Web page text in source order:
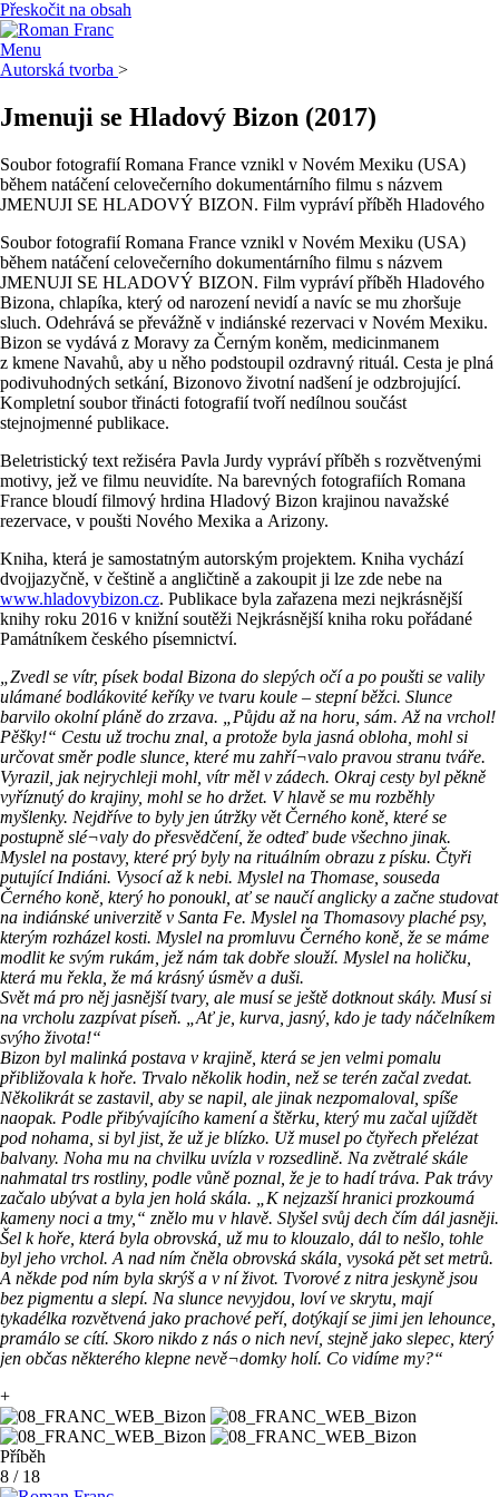
Přeskočit na obsah
Menu
Autorská tvorba >
Jmenuji se Hladový Bizon (2017)
Soubor fotografií Romana France vznikl v Novém Mexiku (USA)
během natáčení celovečerního dokumentárního filmu s názvem
JMENUJI SE HLADOVÝ BIZON. Film vypráví příběh Hladového
Soubor fotografií Romana France vznikl v Novém Mexiku (USA)
během natáčení celovečerního dokumentárního filmu s názvem
JMENUJI SE HLADOVÝ BIZON. Film vypráví příběh Hladového
Bizona, chlapíka, který od narození nevidí a navíc se mu zhoršuje
sluch. Odehrává se převážně v indiánské rezervaci v Novém Mexiku.
Bizon se vydává z Moravy za Černým koněm, medicinmanem
z kmene Navahů, aby u něho podstoupil ozdravný rituál. Cesta je plná
podivuhodných setkání, Bizonovo životní nadšení je odzbrojující.
Kompletní soubor třinácti fotografií tvoří nedílnou součást
stejnojmenné publikace.
Beletristický text režiséra Pavla Jurdy vypráví příběh s rozvětvenými
motivy, jež ve filmu neuvidíte. Na barevných fotografiích Romana
France bloudí filmový hrdina Hladový Bizon krajinou navažské
rezervace, v poušti Nového Mexika a Arizony.
Kniha, která je samostatným autorským projektem. Kniha vychází
dvojjazyčně, v češtině a angličtině a zakoupit ji lze zde nebe na
www.hladovybizon.cz. Publikace byla zařazena mezi nejkrásnější
knihy roku 2016 v knižní soutěži Nejkrásnější kniha roku pořádané
Památníkem českého písemnictví.
„Zvedl se vítr, písek bodal Bizona do slepých očí a po poušti se valily
ulámané bodlákovité keříky ve tvaru koule – stepní běžci. Slunce
barvilo okolní pláně do zrzava. „Půjdu až na horu, sám. Až na vrchol!
Pěšky!“ Cestu už trochu znal, a protože byla jasná obloha, mohl si
určovat směr podle slunce, které mu zahří¬valo pravou stranu tváře.
Vyrazil, jak nejrychleji mohl, vítr měl v zádech. Okraj cesty byl pěkně
vyříznutý do krajiny, mohl se ho držet. V hlavě se mu rozběhly
myšlenky. Nejdříve to byly jen útržky vět Černého koně, které se
postupně slé¬valy do přesvědčení, že odteď bude všechno jinak.
Myslel na postavy, které prý byly na rituálním obrazu z písku. Čtyři
putující Indiáni. Vysocí až k nebi. Myslel na Thomase, souseda
Černého koně, který ho ponoukl, ať se naučí anglicky a začne studovat
na indiánské univerzitě v Santa Fe. Myslel na Thomasovy plaché psy,
kterým rozházel kosti. Myslel na promluvu Černého koně, že se máme
modlit ke svým rukám, jež nám tak dobře slouží. Myslel na holičku,
která mu řekla, že má krásný úsměv a duši.
Svět má pro něj jasnější tvary, ale musí se ještě dotknout skály. Musí si
na vrcholu zazpívat píseň. „Ať je, kurva, jasný, kdo je tady náčelníkem
svýho života!“
Bizon byl malinká postava v krajině, která se jen velmi pomalu
přibližovala k hoře. Trvalo několik hodin, než se terén začal zvedat.
Několikrát se zastavil, aby se napil, ale jinak nezpomaloval, spíše
naopak. Podle přibývajícího kamení a štěrku, který mu začal ujíždět
pod nohama, si byl jist, že už je blízko. Už musel po čtyřech přelézat
balvany. Noha mu na chvilku uvízla v rozsedlině. Na zvětralé skále
nahmatal trs rostliny, podle vůně poznal, že je to hadí tráva. Pak trávy
začalo ubývat a byla jen holá skála. „K nejzazší hranici prozkoumá
kameny noci a tmy,“ znělo mu v hlavě. Slyšel svůj dech čím dál jasněji.
Šel k hoře, která byla obrovská, už mu to klouzalo, dál to nešlo, tohle
byl jeho vrchol. A nad ním čněla obrovská skála, vysoká pět set metrů.
A někde pod ním byla skrýš a v ní život. Tvorové z nitra jeskyně jsou
bez pigmentu a slepí. Na slunce nevyjdou, loví ve skrytu, mají
tykadélka rozvětvená jako prachové peří, dotýkají se jimi jen lehounce,
pramálo se cítí. Skoro nikdo z nás o nich neví, stejně jako slepec, který
jen občas některého klepne nevě¬domky holí. Co vidíme my?“
+
Příběh
8 / 18